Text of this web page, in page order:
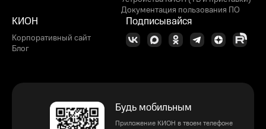
Документация пользования ПО
КИОН
Корпоративный сайт
Блог
Подписывайся
Будь мобильным
Приложение КИОН в твоем телефоне